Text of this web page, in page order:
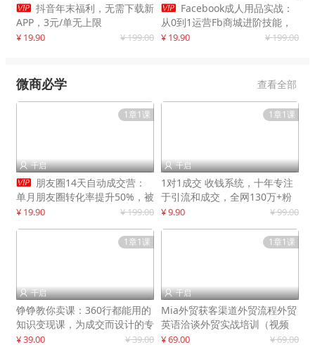
 抖音年末福利，无需下载新
APP，3元/单无上限
¥ 19.90 ¥ 199.00
 Facebook成人用品实战：
从0到1运营Fb商城进阶技能，
快速提升订单转化与店铺收益
¥ 19.90 ¥ 199.00
微商必学 查看全部
1章1课
 千启
 朋友圈14天自动成交营：
单月朋友圈转化率提升50%，被
动收入超3万元
¥ 19.90 ¥ 199.00
1章1课
 千启
1对1成交 收钱系统，十年专注
于引流和成交，全网130万+粉
丝
¥ 9.90 ¥ 99.00
1章1课
 千启
铮铮教你卖课：360行都能用的
知识变现课，为成交而设计的专
属课程
¥ 39.00 ¥ 39.00
1章1课
 千启
Mia外贸获客渠道外贸流程外贸
英语洽谈外贸实战培训（视频
课）价值399元
¥ 69.00 ¥ 69.00